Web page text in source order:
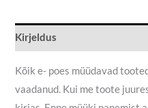
Kirjeldus
Kõik e- poes müüdavad
vaadanud. Kui me toote